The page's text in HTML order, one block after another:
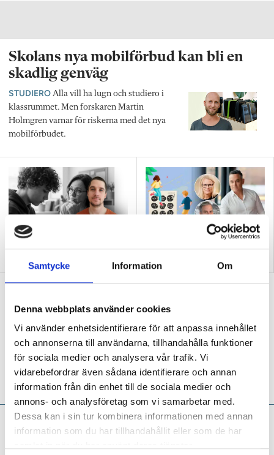
Samtycke Information Om
Denna webbplats använder cookies
Vi använder enhetsidentifierare för att anpassa innehållet
och annonserna till användarna, tillhandahålla funktioner
för sociala medier och analysera vår trafik. Vi
vidarebefordrar även sådana identifierare och annan
information från din enhet till de sociala medier och
annons- och analysföretag som vi samarbetar med.
Dessa kan i sin tur kombinera informationen med annan
information som du har tillhandahållit eller som de har
Skolans nya mobilförbud kan bli en
skadlig genväg
STUDIERO Alla vill ha lugn och studiero i
klassrummet. Men forskaren Martin
Holmgren varnar för riskerna med det nya
mobilförbudet.
Här är det stora felet med
Konflikthantering är
forskar”
MITT JOBBAtt utbildning kan leda långt är
Åsa Lyrberg ett levande bevis på –
förskolläraren och specialpedagogen som i
dag är högskoleforskare och uppmuntrar fler
att pröva vingarna.
Niclas Fohlin:Lägg ner
powerpointen, lärare –